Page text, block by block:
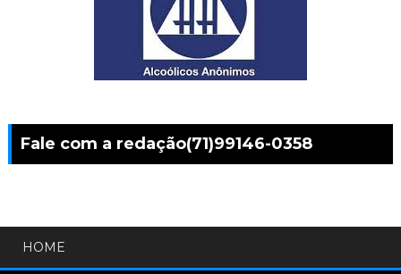
Fale com a redação(71)99146-0358
HOME